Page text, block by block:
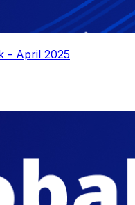
- April 2025